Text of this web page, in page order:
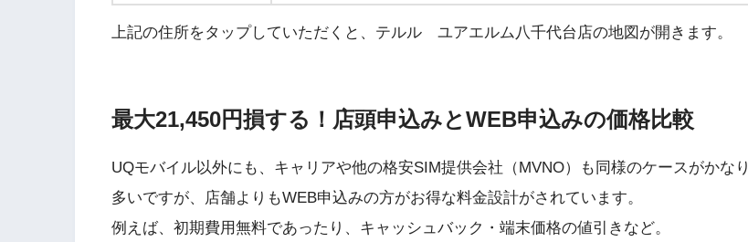
上記の住所をタップしていただくと、テルル ユアエルム八千代台店の地図が開きます。
最大21,450円損する！店頭申込みとWEB申込みの価格比較
UQモバイル以外にも、キャリアや他の格安SIM提供会社（MVNO）も同様のケースがかなり
多いですが、店舗よりもWEB申込みの方がお得な料金設計がされています。
例えば、初期費用無料であったり、キャッシュバック・端末価格の値引きなど。